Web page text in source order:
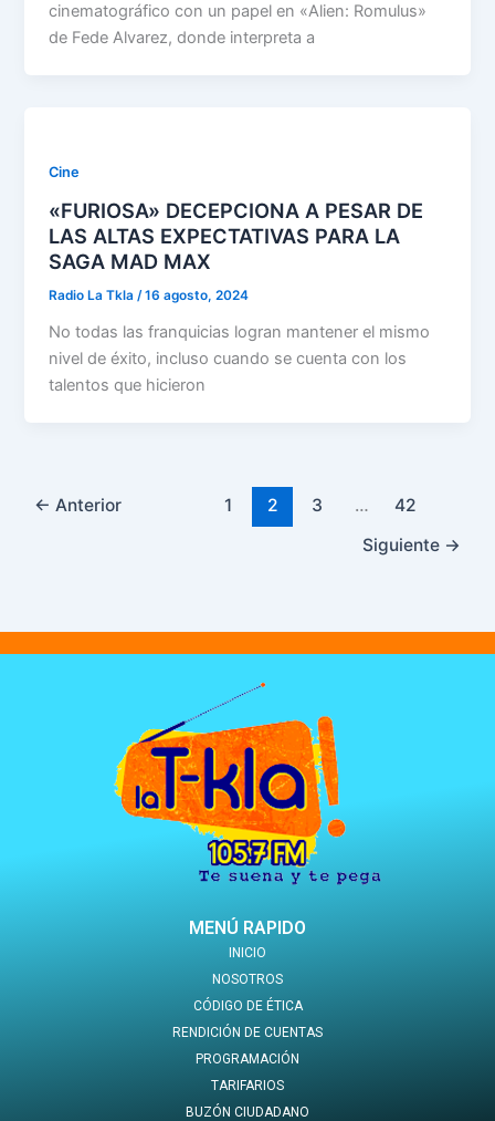
cinematográfico con un papel en «Alien: Romulus»
de Fede Alvarez, donde interpreta a
Cine
«FURIOSA» DECEPCIONA A PESAR DE
LAS ALTAS EXPECTATIVAS PARA LA
SAGA MAD MAX
Radio La Tkla/16 agosto, 2024
No todas las franquicias logran mantener el mismo
nivel de éxito, incluso cuando se cuenta con los
talentos que hicieron
← Anterior 1 2 3 …
42
Siguiente →
MENÚ RAPIDO
INICIO
NOSOTROS
CÓDIGO DE ÉTICA
RENDICIÓN DE CUENTAS
PROGRAMACIÓN
TARIFARIOS
BUZÓN CIUDADANO